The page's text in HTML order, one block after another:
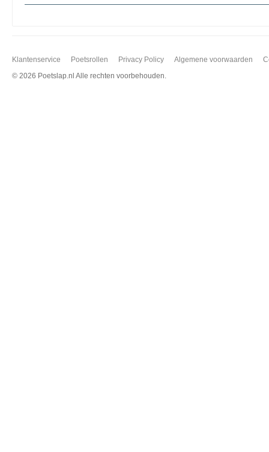
Klantenservice Poetsrollen Privacy Policy Algemene voorwaarden
© 2026 Poetslap.nl Alle rechten voorbehouden.